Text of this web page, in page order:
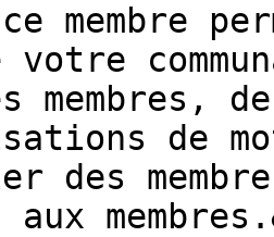
membre
votre
membres,
de
des